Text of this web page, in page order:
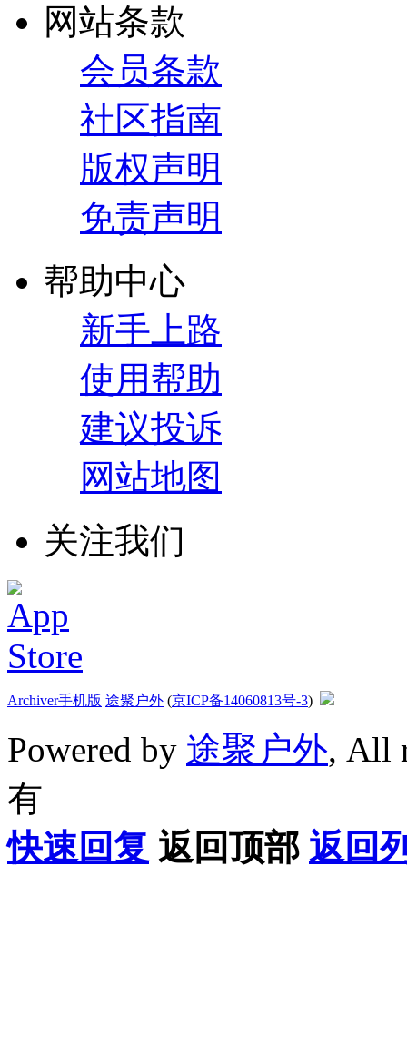
网站条款
会员条款
社区指南
版权声明
免责声明
帮助中心
新手上路
使用帮助
建议投诉
网站地图
关注我们
Archiver手机版 途聚户外 (京ICP备14060813号-3)
Powered by 途聚户外, All
有
快速回复 返回顶部 返回